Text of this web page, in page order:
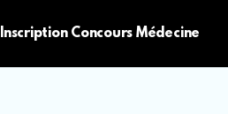
Inscription Concours Médecine